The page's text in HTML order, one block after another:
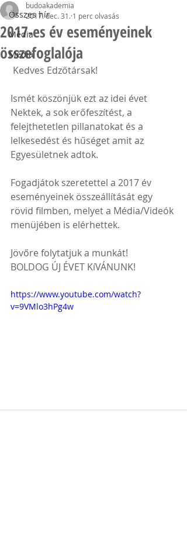
Összes hír
Média
Média
2017-es év eseményeinek
összefoglalója
budoakademia
2017. dec. 31. 1 perc olvasás
Kedves Edzőtársak!
Ismét köszönjük ezt az idei évet
Nektek, a sok erőfeszítést, a
felejthetetlen pillanatokat és a
lelkesedést és hűséget amit az
Egyesületnek adtok.
Fogadjátok szeretettel a 2017 év
eseményeinek összeállítását egy
rövid filmben, melyet a Média/Videók
menüjében is elérhettek.
Jövőre folytatjuk a munkát!
BOLDOG ÚJ ÉVET KíVÁNUNK!
https://www.youtube.com/watch?
v=9VMlo3hPg4w